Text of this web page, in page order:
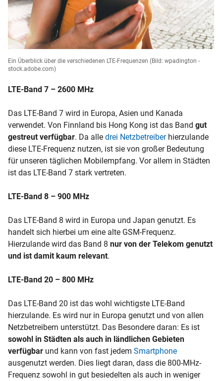
Ein Überblick über die verschiedenen LTE-Frequenzen (Bild: wpadington -
stock.adobe.com)
LTE-Band 7 – 2600 MHz
Das LTE-Band 7 wird in Europa, Asien und Kanada
verwendet. Von Finnland bis Hong Kong ist das Band gut
gestreut verfügbar. Da alle drei Netzbetreiberhierzulande
diese LTE-Frequenz nutzen, ist sie von großer Bedeutung
für unseren täglichen Mobilempfang. Vor allem in Städten
ist das LTE-Band 7 stark vertreten.
LTE-Band 8 – 900 MHz
Das LTE-Band 8 wird in Europa und Japan genutzt. Es
handelt sich hierbei um eine alte GSM-Frequenz.
Hierzulande wird das Band 8 nur von der Telekom genutzt
und ist damit kaum relevant.
LTE-Band 20 – 800 MHz
Das LTE-Band 20 ist das wohl wichtigste LTE-Band
hierzulande. Es wird nur in Europa genutzt und von allen
Netzbetreibern unterstützt. Das Besondere daran: Es ist
sowohl in Städten als auch in ländlichen Gebieten
verfügbar und kann von fast jedem Smartphone
ausgenutzt werden. Dies liegt daran, dass die 800-MHz-
Frequenz sowohl in gut besiedelten als auch in weniger